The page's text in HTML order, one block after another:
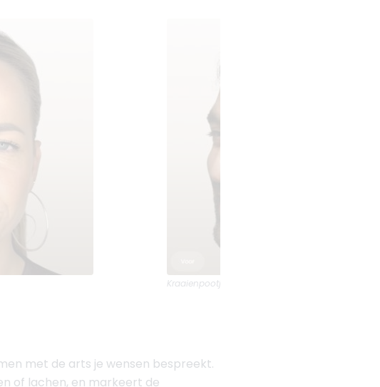
Kraaienpootjes
met de arts je wensen bespreekt.
of lachen, en markeert de